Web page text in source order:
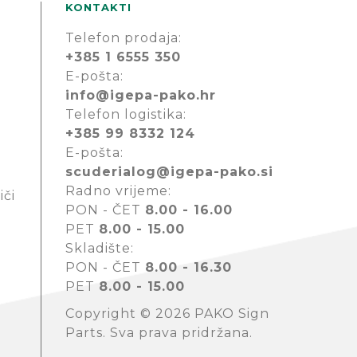
KONTAKTI
Telefon prodaja:
+385 1 6555 350
E-pošta:
info@igepa-pako.hr
Telefon logistika:
+385 99 8332 124
E-pošta:
scuderialog@igepa-pako.si
Radno vrijeme:
PON - ČET 8.00 - 16.00
PET 8.00 - 15.00
Skladište:
PON - ČET 8.00 - 16.30
PET 8.00 - 15.00
Copyright © 2026 PAKO Sign
Parts. Sva prava pridržana.